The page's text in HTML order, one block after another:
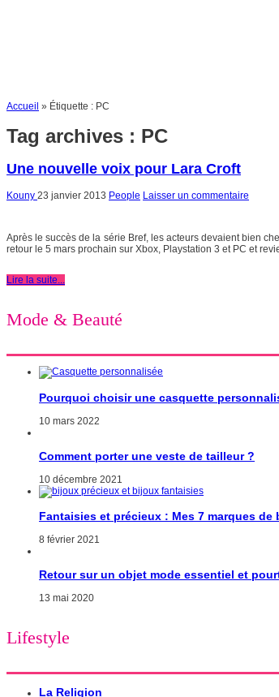
Accueil » Étiquette : PC
Tag archives : PC
Une nouvelle voix pour Lara Croft
Kouny 23 janvier 2013 People Laisser un commentaire
Après le succès de la série Bref, les acteurs devaient bien
retour le 5 mars prochain sur Xbox, Playstation 3 et PC et
Lire la suite...
Mode & Beauté
Pourquoi choisir une casquette
10 mars 2022
Comment porter une veste de tailleur ?
10 décembre 2021
Fantaisies et précieux : Mes 7 marques
8 février 2021
Retour sur un objet mode essentiel et
13 mai 2020
Lifestyle
La Religion